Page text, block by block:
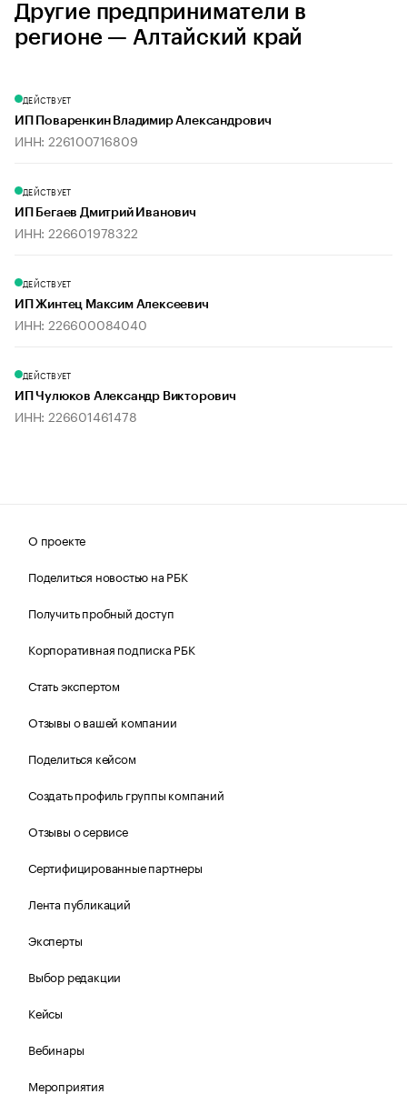
Другие предприниматели в
регионе — Алтайский край
ДЕЙСТВУЕТ
ИП Поваренкин Владимир Александрович
ИНН: 226100716809
ДЕЙСТВУЕТ
ИП Бегаев Дмитрий Иванович
ИНН: 226601978322
ДЕЙСТВУЕТ
ИП Жинтец Максим Алексеевич
ИНН: 226600084040
ДЕЙСТВУЕТ
ИП Чулюков Александр Викторович
ИНН: 226601461478
О проекте
Поделиться новостью на РБК
Получить пробный доступ
Корпоративная подписка РБК
Стать экспертом
Отзывы о вашей компании
Поделиться кейсом
Создать профиль группы компаний
Отзывы о сервисе
Сертифицированные партнеры
Лента публикаций
Эксперты
Выбор редакции
Кейсы
Вебинары
Мероприятия